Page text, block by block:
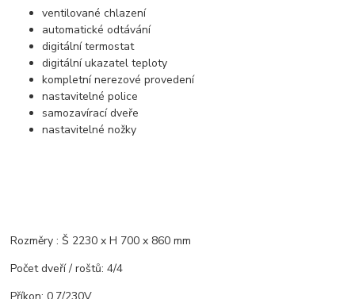
ventilované chlazení
automatické odtávání
digitální termostat
digitální ukazatel teploty
kompletní nerezové provedení
nastavitelné police
samozavírací dveře
nastavitelné nožky
Rozměry : Š 2230 x H 700 x 860 mm
Počet dveří / roštů: 4/4